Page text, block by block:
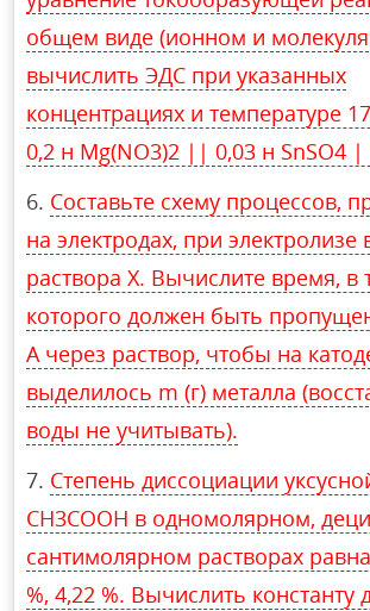
общем виде (ионном и
вычислить ЭДС при указанных
концентрациях и температуре
0,2 н Mg(NO3)2 || 0,03 н SnSO4 |
Составьте схему процессов,
на электродах, при электролизе
раствора X. Вычислите время, в
которого должен быть
А через раствор, чтобы на
выделилось m (г) металла
воды не учитывать).
Степень диссоциации
CH3COOH в одномолярном,
сантимолярном растворах
%, 4,22 %. Вычислить константу